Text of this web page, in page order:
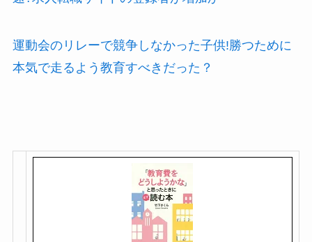
運動会のリレーで競争しなかった子供!勝つために
本気で走るよう教育すべきだった？